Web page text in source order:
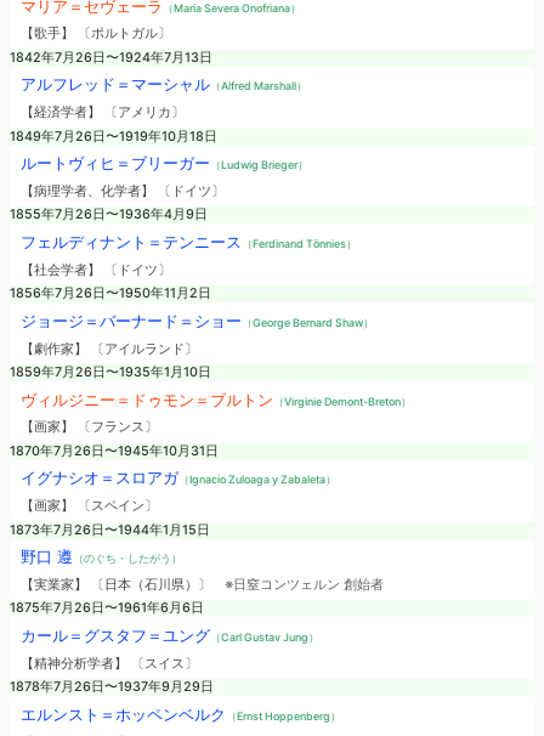
マリア＝セヴェーラ （Maria Severa Onofriana）
【歌手】 〔ポルトガル〕
1842年7月26日〜1924年7月13日
アルフレッド＝マーシャル（Alfred Marshall）
【経済学者】 〔アメリカ〕
1849年7月26日〜1919年10月18日
ルートヴィヒ＝ブリーガー （Ludwig Brieger）
【病理学者、化学者】 〔ドイツ〕
1855年7月26日〜1936年4月9日
フェルディナント＝テンニース （Ferdinand Tönnies）
【社会学者】 〔ドイツ〕
1856年7月26日〜1950年11月2日
ジョージ＝バーナード＝ショー （George Bernard Shaw）
【劇作家】 〔アイルランド〕
1859年7月26日〜1935年1月10日
ヴィルジニー＝ドゥモン＝ブルトン （Virginie Demont-Breton）
【画家】 〔フランス〕
1870年7月26日〜1945年10月31日
イグナシオ＝スロアガ （Ignacio Zuloaga y Zabaleta）
【画家】 〔スペイン〕
1873年7月26日〜1944年1月15日
野口 遵 （のぐち・したがう）
【実業家】 〔日本（石川県）〕 ※日窒コンツェルン 創始者
1875年7月26日〜1961年6月6日
カール＝グスタフ＝ユング （Carl Gustav Jung）
【精神分析学者】 〔スイス〕
1878年7月26日〜1937年9月29日
エルンスト＝ホッペンベルク （Ernst Hoppenberg）